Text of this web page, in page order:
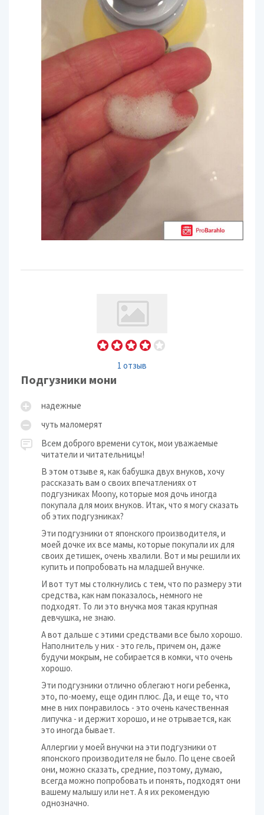
1 отзыв
Подгузники мони
надежные
чуть маломерят
Всем доброго времени суток, мои уважаемые
читатели и читательницы!
В этом отзыве я, как бабушка двух внуков, хочу
рассказать вам о своих впечатлениях от
подгузниках Moony, которые моя дочь иногда
покупала для моих внуков. Итак, что я могу сказать
об этих подгузниках?
Эти подгузники от японского производителя, и
моей дочке их все мамы, которые покупали их для
своих детишек, очень хвалили. Вот и мы решили их
купить и попробовать на младшей внучке.
И вот тут мы столкнулись с тем, что по размеру эти
средства, как нам показалось, немного не
подходят. То ли это внучка моя такая крупная
девчушка, не знаю.
А вот дальше с этими средствами все было хорошо.
Наполнитель у них - это гель, причем он, даже
будучи мокрым, не собирается в комки, что очень
хорошо.
Эти подгузники отлично облегают ноги ребенка,
это, по-моему, еще один плюс. Да, и еще то, что
мне в них понравилось - это очень качественная
липучка - и держит хорошо, и не отрывается, как
это иногда бывает.
Аллергии у моей внучки на эти подгузники от
японского производителя не было. По цене своей
они, можно сказать, средние, поэтому, думаю,
всегда можно попробовать и понять, подходят они
вашему малышу или нет. А я их рекомендую
однозначно.